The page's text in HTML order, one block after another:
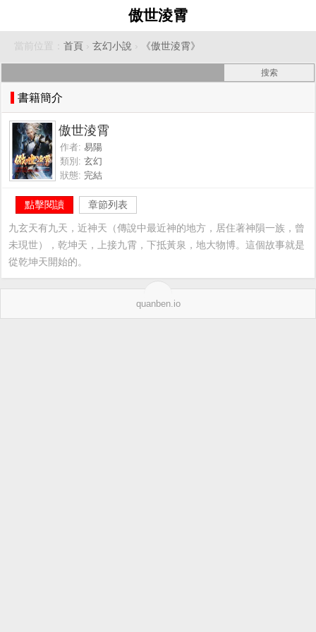
傲世淩霄
當前位置： 首頁 › 玄幻小說 › 《傲世淩霄》
書籍簡介
傲世淩霄
作者: 易陽
類別: 玄幻
狀態: 完結
點擊閱讀 章節列表
九玄天有九天，近神天（傳說中最近神的地方，居住著神隕一族，曾
未現世），乾坤天，上接九霄，下抵黃泉，地大物博。這個故事就是
從乾坤天開始的。
quanben.io